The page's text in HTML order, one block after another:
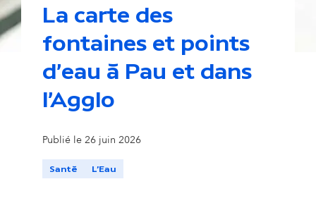
La carte des
fontaines et points
d'eau à Pau et dans
l'Agglo
Publié le 26 juin 2026
Santé L'Eau